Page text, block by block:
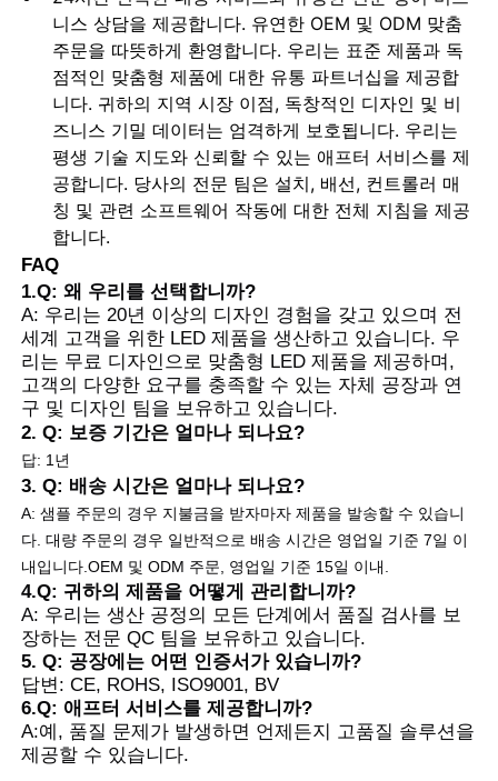
니스 상담을 제공합니다. 유연한 OEM 및 ODM 맞춤
주문을 따뜻하게 환영합니다. 우리는 표준 제품과 독
점적인 맞춤형 제품에 대한 유통 파트너십을 제공합
니다. 귀하의 지역 시장 이점, 독창적인 디자인 및 비
즈니스 기밀 데이터는 엄격하게 보호됩니다. 우리는
평생 기술 지도와 신뢰할 수 있는 애프터 서비스를 제
공합니다. 당사의 전문 팀은 설치, 배선, 컨트롤러 매
칭 및 관련 소프트웨어 작동에 대한 전체 지침을 제공
합니다.
FAQ
1.Q: 왜 우리를 선택합니까?
A: 우리는 20년 이상의 디자인 경험을 갖고 있으며 전
세계 고객을 위한 LED 제품을 생산하고 있습니다. 우
리는 무료 디자인으로 맞춤형 LED 제품을 제공하며,
고객의 다양한 요구를 충족할 수 있는 자체 공장과 연
구 및 디자인 팀을 보유하고 있습니다.
2. Q: 보증 기간은 얼마나 되나요?
답: 1년
3. Q: 배송 시간은 얼마나 되나요?
A: 샘플 주문의 경우 지불금을 받자마자 제품을 발송할 수 있습니
다. 대량 주문의 경우 일반적으로 배송 시간은 영업일 기준 7일 이
내입니다.OEM 및 ODM 주문, 영업일 기준 15일 이내.
4.Q: 귀하의 제품을 어떻게 관리합니까?
A: 우리는 생산 공정의 모든 단계에서 품질 검사를 보
장하는 전문 QC 팀을 보유하고 있습니다.
5. Q: 공장에는 어떤 인증서가 있습니까?
답변: CE, ROHS, ISO9001, BV
6.Q: 애프터 서비스를 제공합니까?
A:예, 품질 문제가 발생하면 언제든지 고품질 솔루션을
제공할 수 있습니다.